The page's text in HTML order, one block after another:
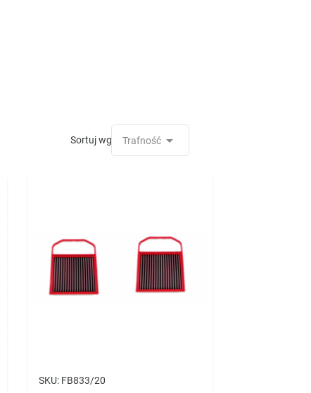
Sortuj wg: Trafność
SKU: FB833/20